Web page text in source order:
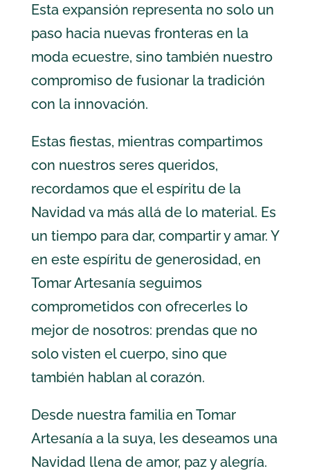
Esta expansión representa no solo un
paso hacia nuevas fronteras en la
moda ecuestre, sino también nuestro
compromiso de fusionar la tradición
con la innovación.
Estas fiestas, mientras compartimos
con nuestros seres queridos,
recordamos que el espíritu de la
Navidad va más allá de lo material. Es
un tiempo para dar, compartir y amar. Y
en este espíritu de generosidad, en
Tomar Artesanía seguimos
comprometidos con ofrecerles lo
mejor de nosotros: prendas que no
solo visten el cuerpo, sino que
también hablan al corazón.
Desde nuestra familia en Tomar
Artesanía a la suya, les deseamos una
Navidad llena de amor, paz y alegría.